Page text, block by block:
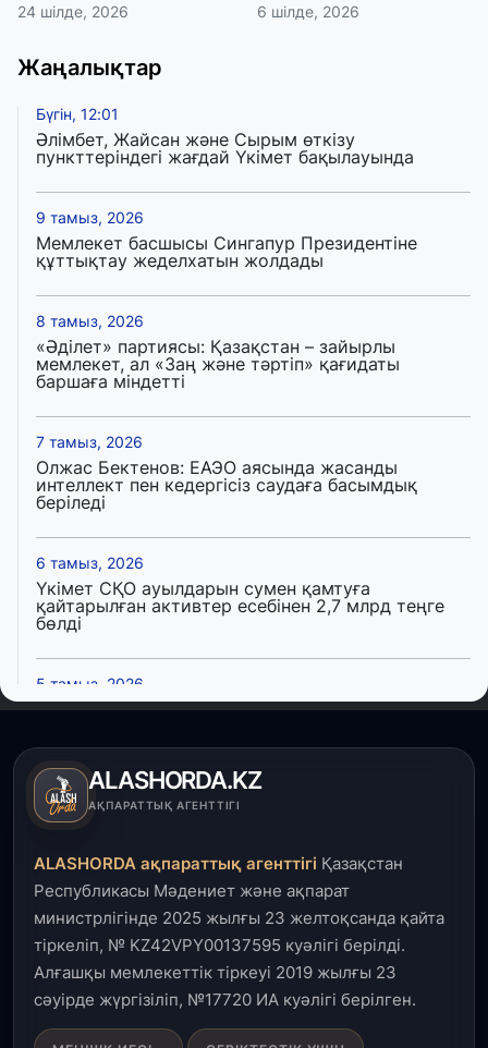
24 шілде, 2026
6 шілде, 2026
Жаңалықтар
Бүгін, 12:01
Әлімбет, Жайсан және Сырым өткізу
пункттеріндегі жағдай Үкімет бақылауында
9 тамыз, 2026
Мемлекет басшысы Сингапур Президентіне
құттықтау жеделхатын жолдады
8 тамыз, 2026
«Әділет» партиясы: Қазақстан – зайырлы
мемлекет, ал «Заң және тәртіп» қағидаты
баршаға міндетті
7 тамыз, 2026
Олжас Бектенов: ЕАЭО аясында жасанды
интеллект пен кедергісіз саудаға басымдық
беріледі
6 тамыз, 2026
Үкімет СҚО ауылдарын сумен қамтуға
қайтарылған активтер есебінен 2,7 млрд теңге
бөлді
5 тамыз, 2026
ALMA LOVE: Алматы халықаралық жастар күнін
құндылық аясында атап өтеді
5 тамыз, 2026
Қалқаман-2 шағын ауданында 594 пәтері бар
4 тамыз, 2026
Елде мал шаруашылығын қаржыландыру көлемі
артады – Үкімет отырысы
3 тамыз, 2026
Өңірлерде жаңа вокзалдар, су құбыры,
ALASHORDA.KZ
АҚПАРАТТЫҚ АГЕНТТІГІ
ALASHORDA ақпараттық агенттігі Қазақстан
Республикасы Мәдениет және ақпарат
министрлігінде 2025 жылғы 23 желтоқсанда қайта
тіркеліп, № KZ42VPY00137595 куәлігі берілді.
Алғашқы мемлекеттік тіркеуі 2019 жылғы 23
сәуірде жүргізіліп, №17720 ИА куәлігі берілген.